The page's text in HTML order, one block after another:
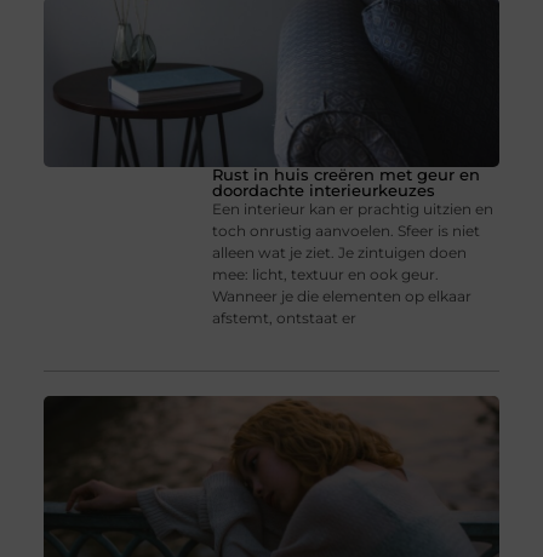
Rust in huis creëren met geur en
doordachte interieurkeuzes
Een interieur kan er prachtig uitzien en
toch onrustig aanvoelen. Sfeer is niet
alleen wat je ziet. Je zintuigen doen
mee: licht, textuur en ook geur.
Wanneer je die elementen op elkaar
afstemt, ontstaat er